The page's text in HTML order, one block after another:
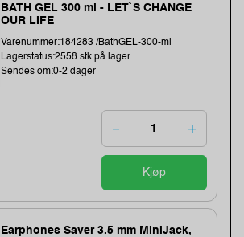
BATH GEL 300 ml - LET`S CHANGE
OUR LIFE
Varenummer:184283 /BathGEL-300-ml
Lagerstatus:2558 stk på lager.
Sendes om:0-2 dager
Kjøp
Earphones Saver 3.5 mm MiniJack,